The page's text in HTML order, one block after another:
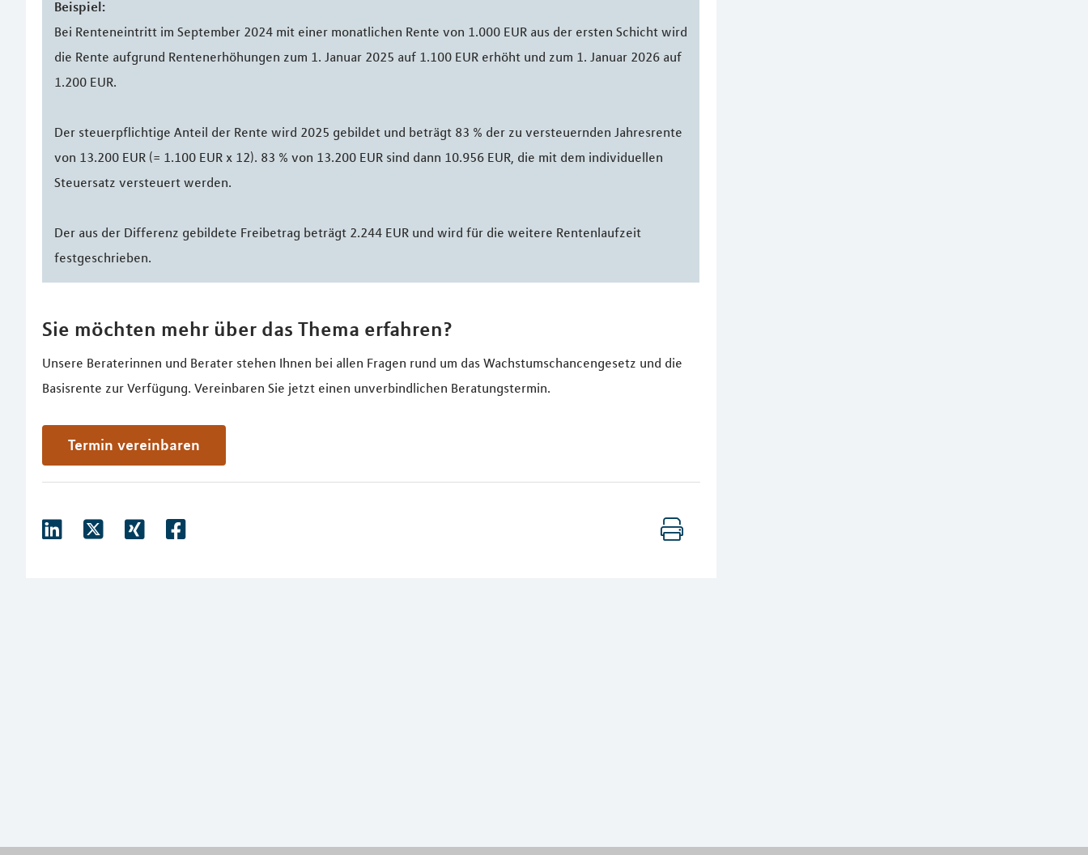
Beispiel:
Bei Renteneintritt im September 2024 mit einer monatlichen Rente von 1.000 EUR aus der ersten Schicht wird
die Rente aufgrund Rentenerhöhungen zum 1. Januar 2025 auf 1.100 EUR erhöht und zum 1. Januar 2026 auf
1.200 EUR.
Der steuerpflichtige Anteil der Rente wird 2025 gebildet und beträgt 83 % der zu versteuernden Jahresrente
von 13.200 EUR (= 1.100 EUR x 12). 83 % von 13.200 EUR sind dann 10.956 EUR, die mit dem individuellen
Steuersatz versteuert werden.
Der aus der Differenz gebildete Freibetrag beträgt 2.244 EUR und wird für die weitere Rentenlaufzeit
festgeschrieben.
Sie möchten mehr über das Thema erfahren?
Unsere Beraterinnen und Berater stehen Ihnen bei allen Fragen rund um das Wachstumschancengesetz und die
Basisrente zur Verfügung. Vereinbaren Sie jetzt einen unverbindlichen Beratungstermin.
Termin vereinbaren